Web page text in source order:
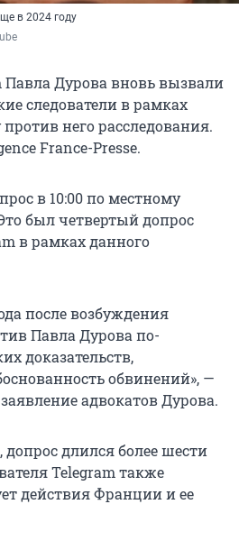
в 2024 году
Павла Дурова вновь вызвали
следователи в рамках
против него расследования.
France-Presse.
в 10:00 по местному
был четвертый допрос
в рамках данного
после возбуждения
Павла Дурова по-
доказательств,
обвинений», —
адвокатов Дурова.
длился более шести
Telegram также
действия Франции и ее